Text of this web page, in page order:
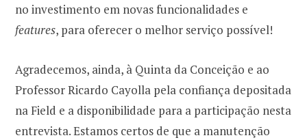
no investimento em novas funcionalidades e
features, para oferecer o melhor serviço possível!
Agradecemos, ainda, à Quinta da Conceição e ao
Professor Ricardo Cayolla pela confiança depositada
na Field e a disponibilidade para a participação nesta
entrevista. Estamos certos de que a manutenção